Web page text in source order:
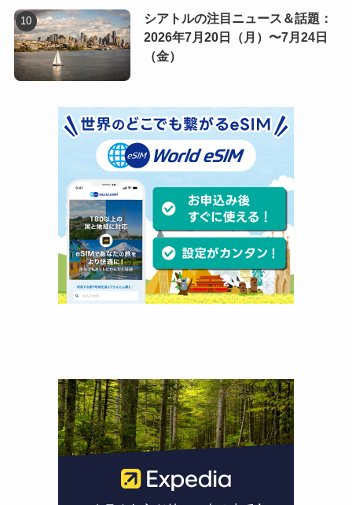
シアトルの注目ニュース＆話題：
2026年7月20日（月）〜7月24日
（金）